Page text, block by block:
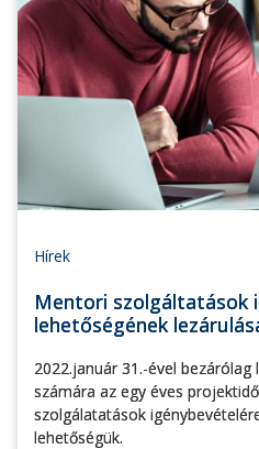
Hírek
Mentori szolgáltatások
lehetőségének
2022.január 31.-ével
számára az egy éves
szolgálatatások
lehetőségük.